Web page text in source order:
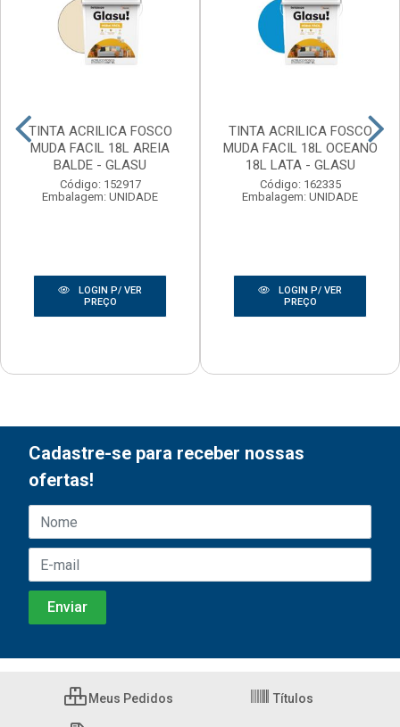
TINTA ACRILICA FOSCO
MUDA FACIL 18L AREIA
BALDE - GLASU
Código: 152917
Embalagem: UNIDADE
LOGIN P/ VER
PREÇO
TINTA ACRILICA FOSCO
MUDA FACIL 18L OCEANO
18L LATA - GLASU
Código: 162335
Embalagem: UNIDADE
LOGIN P/ VER
PREÇO
Cadastre-se para receber nossas
ofertas!
Meus Pedidos Títulos